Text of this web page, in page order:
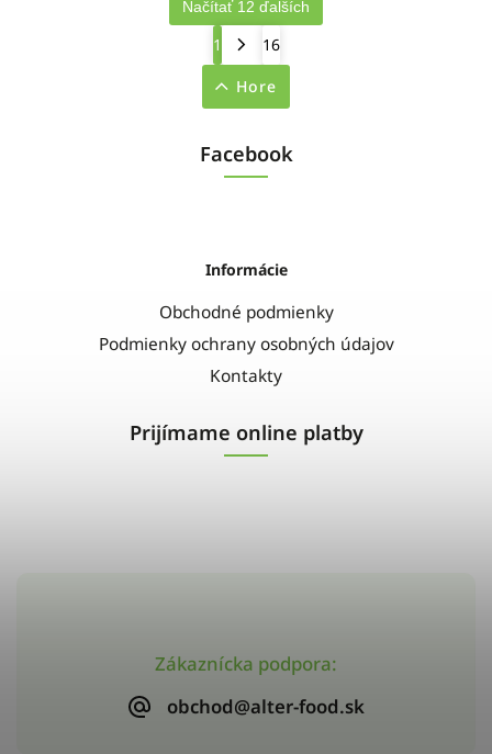
Načítať 12 ďalších
1
16
Hore
Zákaznícka podpora:
obchod@alter-food.sk
Facebook
Informácie
Obchodné podmienky
Podmienky ochrany osobných údajov
Kontakty
Prijímame online platby